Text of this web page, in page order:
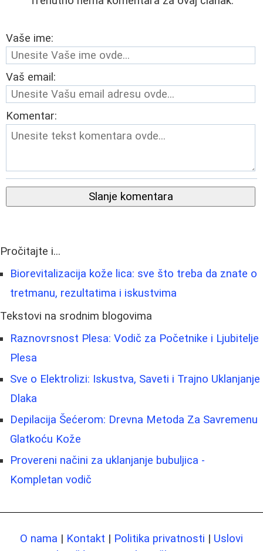
Vaše ime:
Vaš email:
Komentar:
Slanje komentara
Pročitajte i...
Biorevitalizacija kože lica: sve što treba da znate o
tretmanu, rezultatima i iskustvima
Tekstovi na srodnim blogovima
Raznovrsnost Plesa: Vodič za Početnike i Ljubitelje
Plesa
Sve o Elektrolizi: Iskustva, Saveti i Trajno Uklanjanje
Dlaka
Depilacija Šećerom: Drevna Metoda Za Savremenu
Glatkoću Kože
Provereni načini za uklanjanje bubuljica -
Kompletan vodič
O nama | Kontakt | Politika privatnosti | Uslovi